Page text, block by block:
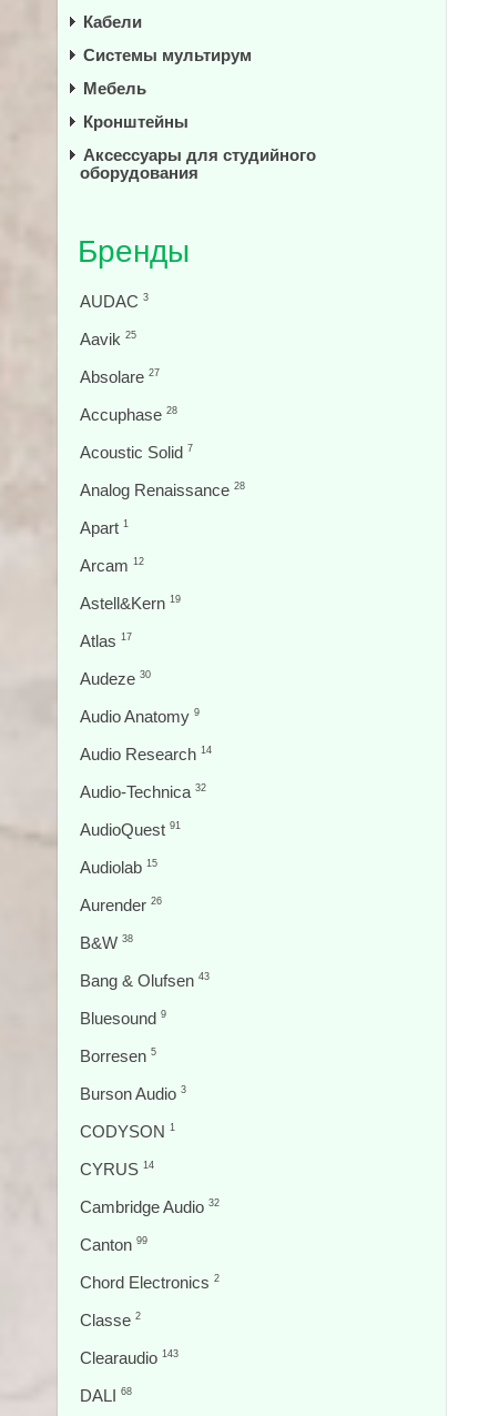
Кабели
Системы мультирум
Мебель
Кронштейны
Аксессуары для студийного
оборудования
Бренды
AUDAC 3
Aavik 25
Absolare 27
Accuphase 28
Acoustic Solid 7
Analog Renaissance 28
Apart 1
Arcam 12
Astell&Kern 19
Atlas 17
Audeze 30
Audio Anatomy 9
Audio Research 14
Audio-Technica 32
AudioQuest 91
Audiolab 15
Aurender 26
B&W 38
Bang & Olufsen 43
Bluesound 9
Borresen 5
Burson Audio 3
CODYSON 1
CYRUS 14
Cambridge Audio 32
Canton 99
Chord Electronics 2
Classe 2
Clearaudio 143
DALI 68